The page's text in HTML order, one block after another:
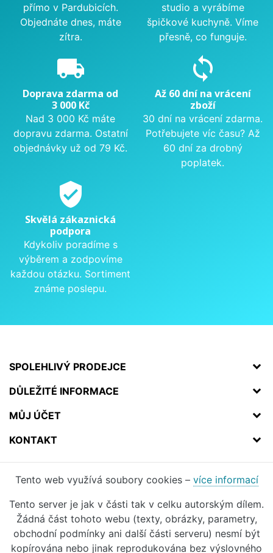
přímo v Pardubicích.
Objednáte dnes, máte
zítra.
studio a vyrábíme
špičkové kuchyně. Víme
přesně, co funguje.
local_shipping
Doprava zdarma od
3 000 Kč
Nad 3 000 Kč máte
dopravu zdarma. Ostatní
objednávky už od 79 Kč.
sync
Až 60 dní na vrácení
zboží
30 dní na vrácení zdarma.
Potřebujete víc času? Až
60 dní za drobný
poplatek.
verified_user
Skvělá zákaznická
podpora
Kdykoliv poradíme s
výběrem a zodpovíme
každou otázku. Sortiment
známe poslepu.
SPOLEHLIVÝ PRODEJCE
DŮLEŽITÉ INFORMACE
MŮJ ÚČET
KONTAKT
Tento web využívá soubory cookies – více informací
Tento server je jak v části tak v celku autorským dílem.
Žádná část tohoto webu (texty, obrázky, parametry,
obchodní podmínky ani další části serveru) nesmí být
kopírována nebo jinak reprodukována bez výslovného